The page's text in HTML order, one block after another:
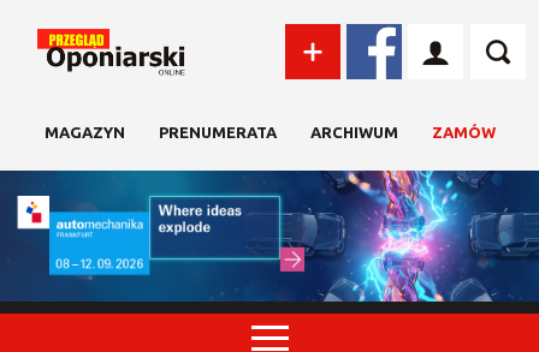
MAGAZYN PRENUMERATA ARCHIWUM ZAMÓW